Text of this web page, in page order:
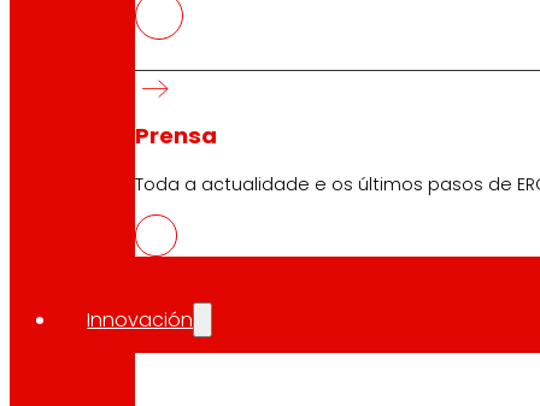
Prensa
Toda a actualidade e os últimos pasos de
Innovación